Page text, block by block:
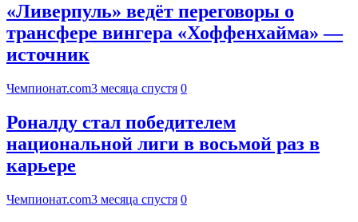
«Ливерпуль» ведёт переговоры о
трансфере вингера «Хоффенхайма» —
источник
Чемпионат.com3 месяца спустя 0
Роналду стал победителем
национальной лиги в восьмой раз в
карьере
Чемпионат.com3 месяца спустя 0